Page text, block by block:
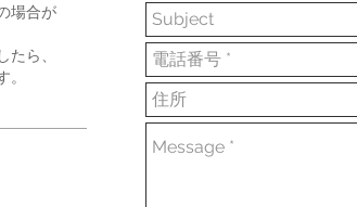
場合が
ら、